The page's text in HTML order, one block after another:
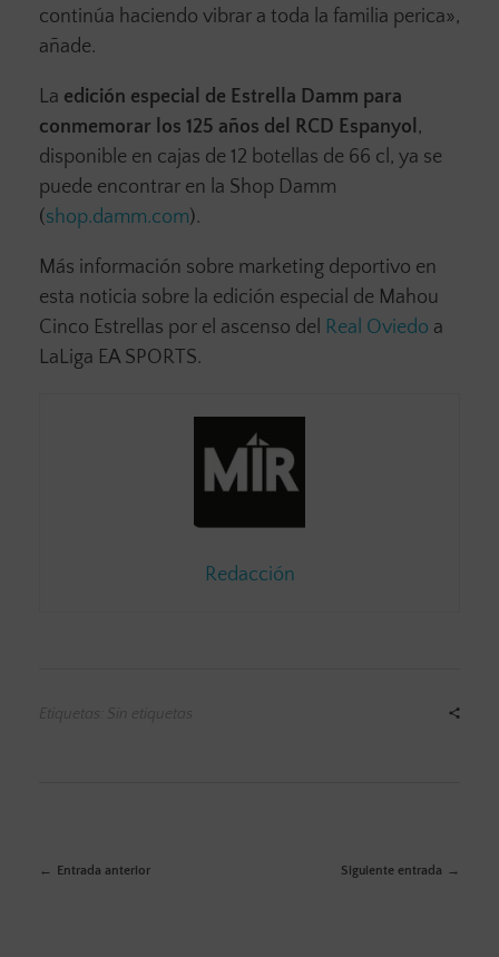
continúa haciendo vibrar a toda la familia perica»,
añade.
La edición especial de Estrella Damm para
conmemorar los 125 años del RCD Espanyol,
disponible en cajas de 12 botellas de 66 cl, ya se
puede encontrar en la Shop Damm
(shop.damm.com).
Más información sobre marketing deportivo en
esta noticia sobre la edición especial de Mahou
Cinco Estrellas por el ascenso del Real Oviedo a
LaLiga EA SPORTS.
Redacción
Etiquetas: Sin etiquetas
Entrada anterior Siguiente entrada